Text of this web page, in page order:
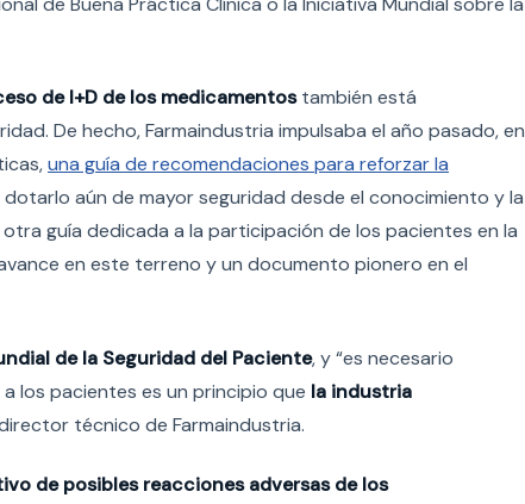
de I+D de los medicamentostambién está
De hecho, Farmaindustria impulsaba el año pasado, en
una guía de recomendaciones para reforzar la
dotarlo aún de mayor seguridad desde el conocimiento y la
guía dedicada a la participación de los pacientes en la
en este terreno y un documento pionero en el
de la Seguridad del Paciente, y “es necesario
los pacientes es un principio que la industria
técnico de Farmaindustria.
de posibles reacciones adversas de los